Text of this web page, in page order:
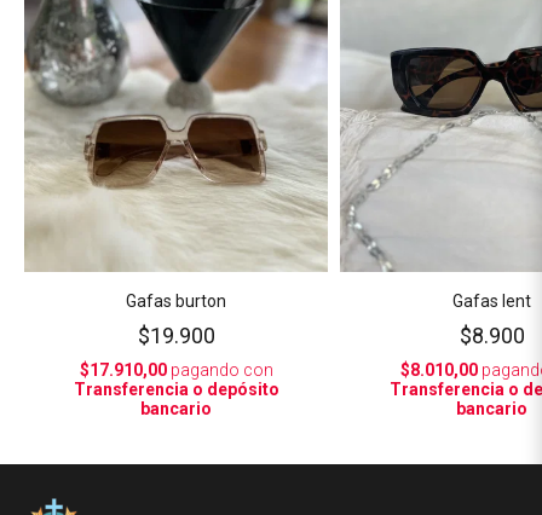
Gafas burton
$19.900
$17.910,00pagando con
Transferencia o depósito
bancario
Gafas lent
$8.900
$8.010,00
Transferencia o
bancario